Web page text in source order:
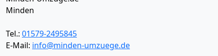
Minden
Tel.: 01579-2495845
E-Mail: info@minden-umzuege.de